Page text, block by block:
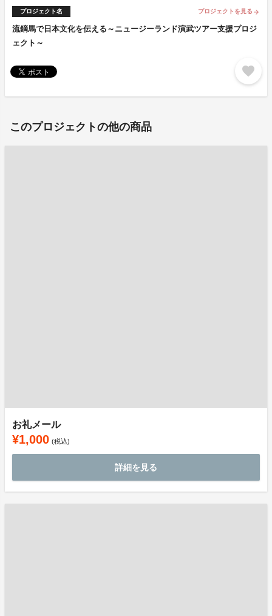
プロジェクト名 プロジェクトを見る arrow_forward
流鏑馬で日本文化を伝える～ニュージーランド演武ツアー支援プロジ
ェクト～
favorite
このプロジェクトの他の商品
お礼メール
¥1,000 (税込)
詳細を見る